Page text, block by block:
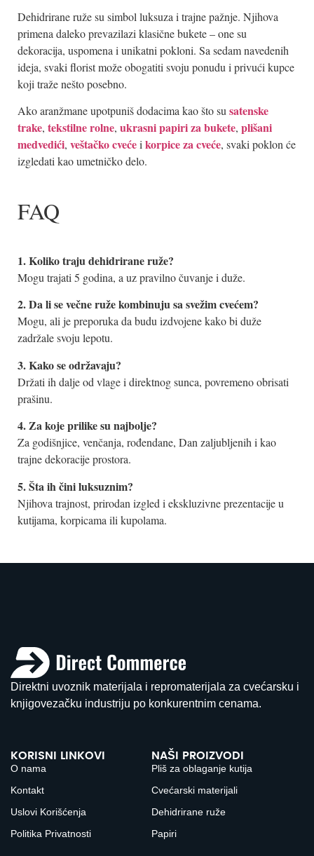
Dehidrirane ruže su simbol luksuza i trajne pažnje. Njihova
primena daleko prevazilazi klasične bukete – one su
dekoracija, uspomena i unikatni pokloni. Sa sedam navedenih
ideja, svaki florist može obogatiti svoju ponudu i privući kupce
koji traže nešto posebno.
Ako aranžmane upotpuniš dodacima kao što su satenske
trake, tekstilne rolne, ukrasni papiri za bukete, plišani
medvedići, veštačko cvećei korpice za cveće, svaki poklon će
izgledati kao umetničko delo.
FAQ
1. Koliko traju dehidrirane ruže?
Mogu trajati 5 godina, a uz pravilno čuvanje i duže.
2. Da li se večne ruže kombinuju sa svežim cvećem?
Mogu, ali je preporuka da budu izdvojene kako bi duže
zadržale svoju lepotu.
3. Kako se održavaju?
Držati ih dalje od vlage i direktnog sunca, povremeno obrisati
prašinu.
4. Za koje prilike su najbolje?
Za godišnjice, venčanja, rođendane, Dan zaljubljenih i kao
trajne dekoracije prostora.
5. Šta ih čini luksuznim?
Njihova trajnost, prirodan izgled i ekskluzivne prezentacije u
kutijama, korpicama ili kupolama.
Direktni uvoznik materijala i repromaterijala za cvećarsku i
knjigovezačku industriju po konkurentnim cenama.
KORISNI LINKOVI
O nama
Kontakt
Uslovi Korišćenja
Politika Privatnosti
NAŠI PROIZVODI
Pliš za oblaganje kutija
Cvećarski materijali
Dehidrirane ruže
Papiri